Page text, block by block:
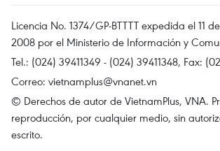
Licencia No. 1374/GP-BTTTT expedida el 11
2008 por el Ministerio de Información y
Tel.: (024) 39411349 - (024) 39411348, Fax:
Correo: vietnamplus@vnanet.vn
© Derechos de autor de VietnamPlus, VNA.
reproducción, por cualquier medio, sin
escrito.